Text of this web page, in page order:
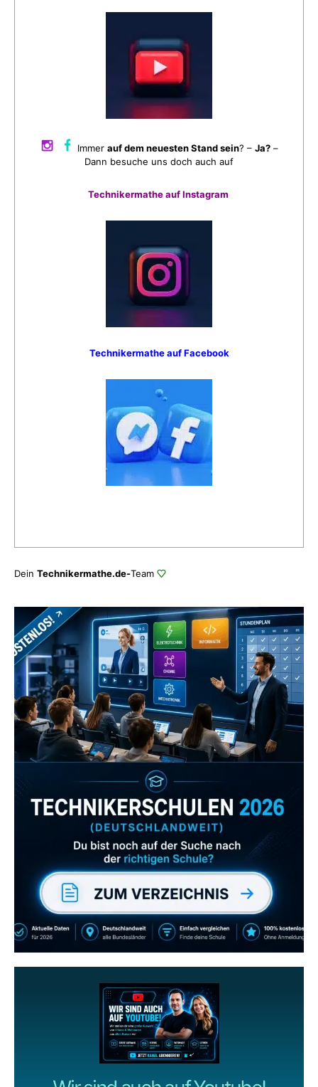
Immerauf dem neuesten Stand sein? –Ja? –
Dann besuche uns doch auch auf
Technikermathe auf Instagram
Technikermathe auf Facebook
Dein Technikermathe.de-Team
Zum Verzeichnis
Abonniere uns auch
gerne
wenn dir unsere Videos gefallen!
ZUM YOUTUBE KANAL